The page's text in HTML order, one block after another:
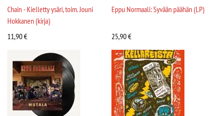
Chain - Kielletty ysäri, toim. Jouni
Hokkanen (kirja)
11,90€
Eppu Normaali: Syvään päähän (LP)
25,90€